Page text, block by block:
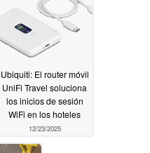
Ubiquiti: El router móvil
UniFi Travel soluciona
los inicios de sesión
WiFi en los hoteles
12/23/2025